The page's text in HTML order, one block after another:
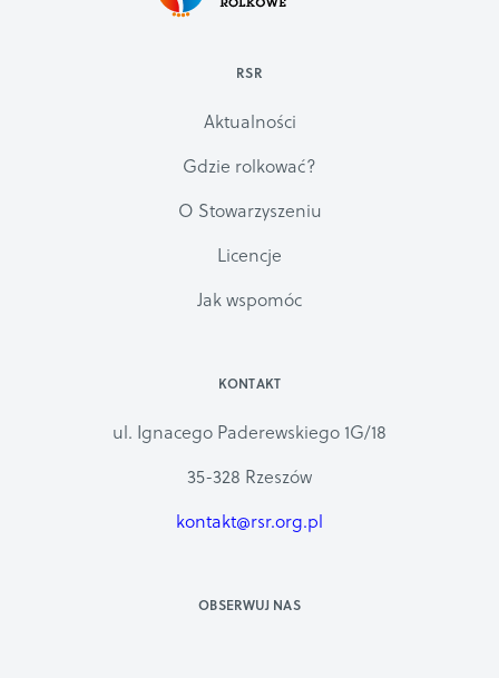
RSR
Aktualności
Gdzie rolkować?
O Stowarzyszeniu
Licencje
Jak wspomóc
KONTAKT
ul. Ignacego Paderewskiego 1G/18
35-328 Rzeszów
kontakt@rsr.org.pl
OBSERWUJ NAS